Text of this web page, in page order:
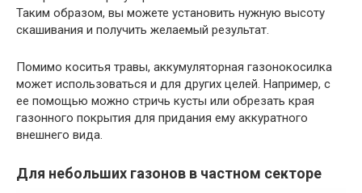
Таким образом, вы можете установить нужную высоту
скашивания и получить желаемый результат.
Помимо коситья травы, аккумуляторная газонокосилка
может использоваться и для других целей. Например, с
ее помощью можно стричь кусты или обрезать края
газонного покрытия для придания ему аккуратного
внешнего вида.
Для небольших газонов в частном секторе